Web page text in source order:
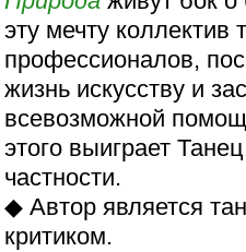
эту мечту
профессионалов,
жизнь искусству и
всевозможной
этого выиграет
частности.
◆ Автор является
критиком.